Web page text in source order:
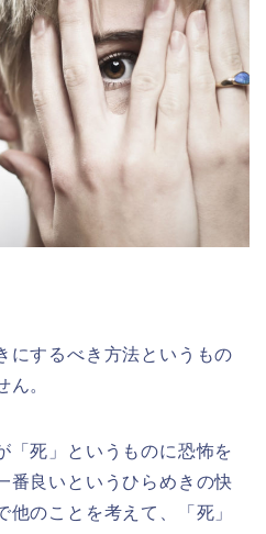
にするべき方法というもの
ん。
「死」というものに恐怖を
番良いというひらめきの快
のことを考えて、「死」